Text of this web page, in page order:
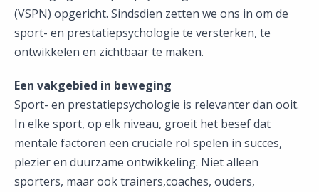
(VSPN) opgericht. Sindsdien zetten we ons in om de
sport- en prestatiepsychologie te versterken, te
ontwikkelen en zichtbaar te maken.
Een vakgebied in beweging
Sport- en prestatiepsychologie is relevanter dan ooit.
In elke sport, op elk niveau, groeit het besef dat
mentale factoren een cruciale rol spelen in succes,
plezier en duurzame ontwikkeling. Niet alleen
sporters, maar ook trainers,coaches, ouders,